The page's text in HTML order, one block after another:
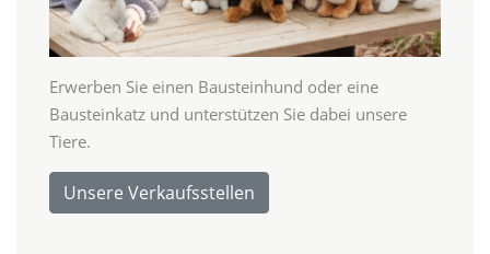
Erwerben Sie einen Bausteinhund oder eine
Bausteinkatz und unterstützen Sie dabei unsere
Tiere.
Unsere Verkaufsstellen